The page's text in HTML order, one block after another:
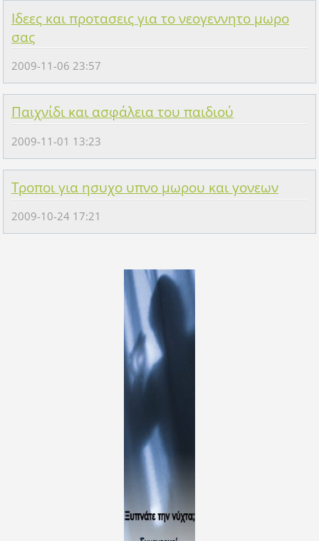
Ιδεες και προτασεις για το νεογεννητο μωρο
σας
2009-11-06 23:57
Παιχνίδι και ασφάλεια του παιδιού
2009-11-01 13:23
Τροποι για ησυχο υπνο μωρου και γονεων
2009-10-24 17:21